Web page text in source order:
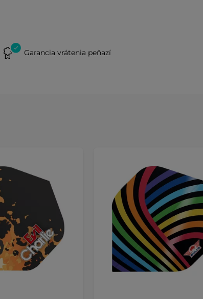
Garancia vrátenia peňazí